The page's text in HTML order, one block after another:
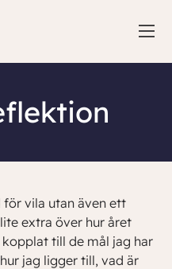
för vila utan även ett
extra över hur året
till de mål jag har
jag ligger till, vad är